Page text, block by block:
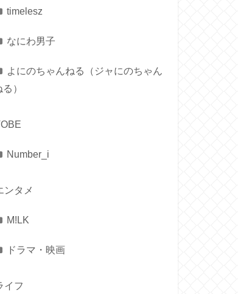
timelesz
なにわ男子
よにのちゃんねる（ジャにのちゃん
）
Number_i
ンタメ
M!LK
ドラマ・映画
イフ